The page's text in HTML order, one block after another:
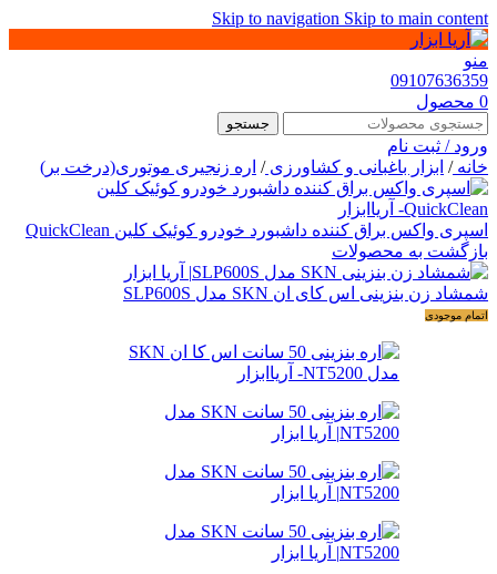
Skip to navigation Skip to main content
منو
09107636359
0 محصول
جستجو
ورود / ثبت نام
خانه/ ابزار باغبانی و کشاورزی/ اره زنجیری موتوری(درخت بر)
اسپری واکس براق کننده داشبورد خودرو کوئیک کلین QuickClean
بازگشت به محصولات
شمشاد زن بنزینی اس کای ان SKN مدل SLP600S
اتمام موجودی